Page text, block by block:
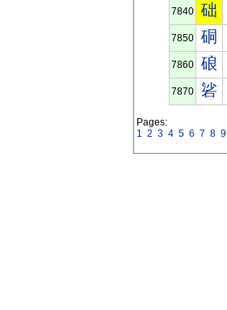
7840 础
7850 硐
7860 硠
7870 硰
Pages:
1 2 3 4 5 6 7 8 9